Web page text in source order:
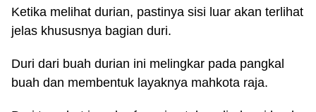
Ketika melihat durian, pastinya sisi luar akan terlihat
jelas khususnya bagian duri.
Duri dari buah durian ini melingkar pada pangkal
buah dan membentuk layaknya mahkota raja.